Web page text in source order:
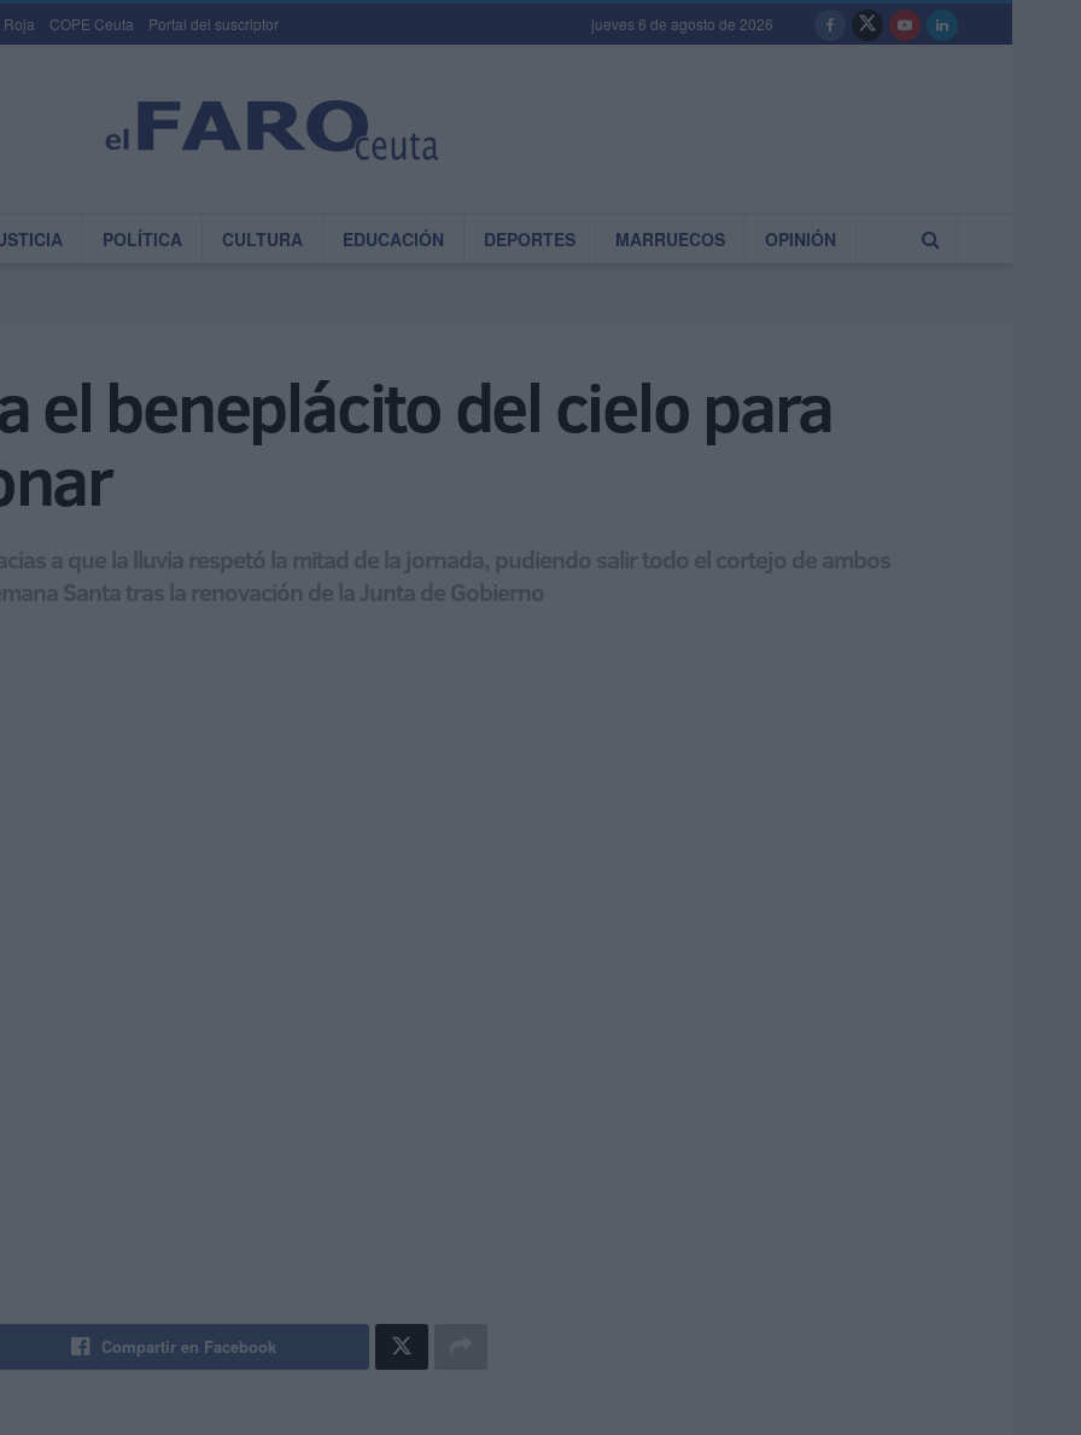
Roja COPE Ceuta Portal del suscriptor jueves 6 de agosto de 2026
POLÍTICA CULTURA EDUCACIÓN DEPORTES MARRUECOS OPINIÓN
el beneplácito del cielo para
a que la lluvia respetó la mitad de la jornada, pudiendo salir todo el cortejo de ambos
Santa tras la renovación de la Junta de Gobierno
Compartir en Facebook